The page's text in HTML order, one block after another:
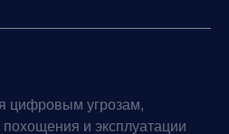
цифровым угрозам,
и эксплуатации